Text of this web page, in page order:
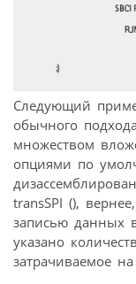
Следующий
обычного
множеством
опциями по
transSPI (),
записью данных
указано
затрачиваемое